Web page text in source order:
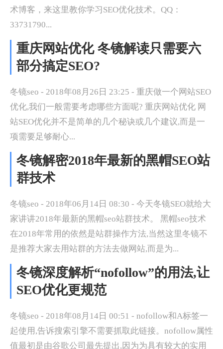
术博客，来这里教你学习SEO优化技术。QQ：
33731790...
重庆网站优化 冬镜解读只需要六
部分搞定SEO?
冬镜seo - 2018年08月26日 23:25 - 重庆做一个网站SEO
优化,我们一般需要考虑哪些方面呢? 重庆网站优化 网
站SEO优化并不是简单的几个秘诀或几个建议,而是一
项需要足够耐心...
冬镜解密2018年最新的黑帽SEO站
群技术
冬镜seo - 2018年06月14日 08:30 - 今天冬镜SEO就给大
家讲讲2018年最新的黑帽seo站群技术。 黑帽seo技术
在2018年常用的依然是站群操作方法,当然这里冬镜不
是推荐大家去用站群的方法去做网站,而是为...
冬镜深度解析“nofollow”的用法,让
SEO优化更规范
冬镜seo - 2018年08月14日 00:51 - nofollow和A标签一
起使用,告诉搜索引擎不需要抓取此链接。nofollow属性
值最初是由谷歌公司最先提出,因为为具有较大的实用